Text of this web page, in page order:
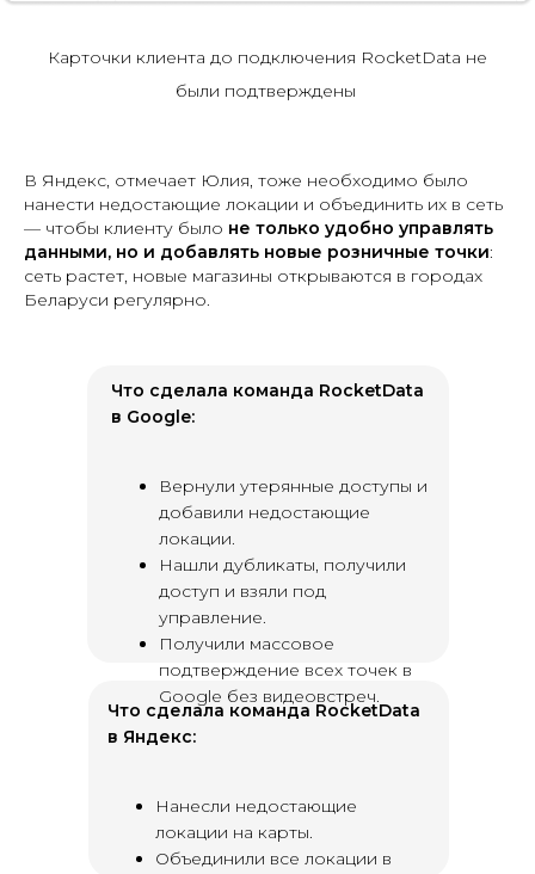
Карточки клиента до подключения RocketData не
были подтверждены
В Яндекс, отмечает Юлия, тоже необходимо было
нанести недостающие локации и объединить их в сеть
— чтобы клиенту было не только удобно управлять
данными, но и добавлять новые розничные точки:
сеть растет, новые магазины открываются в городах
Беларуси регулярно.
Что сделала команда RocketData
в Яндекс:
Нанесли недостающие
локации на карты.
Объединили все локации в
Что сделала команда RocketData
в Google:
Вернули утерянные доступы и
добавили недостающие
локации.
Нашли дубликаты, получили
доступ и взяли под
управление.
Получили массовое
подтверждение всех точек в
Google без видеовстреч.